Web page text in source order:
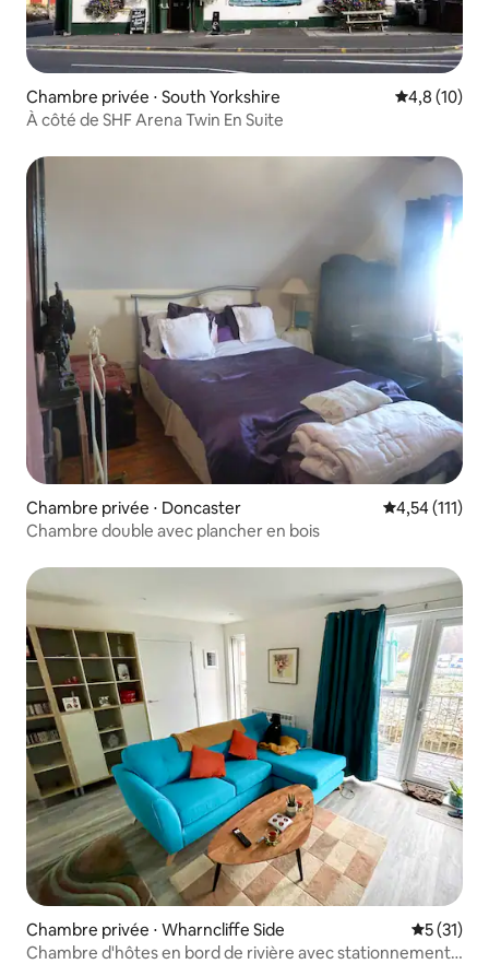
Chambre privée ⋅ South Yorkshire Évaluation
4,8 (10)
À côté de SHF Arena Twin En Suite
Chambre privée ⋅ Doncaster Évaluation
4,54 (111)
Chambre double avec plancher en bois
Chambre privée ⋅ Wharncliffe Side
5 (31)
Chambre d'hôtes en bord de rivière avec stationnement